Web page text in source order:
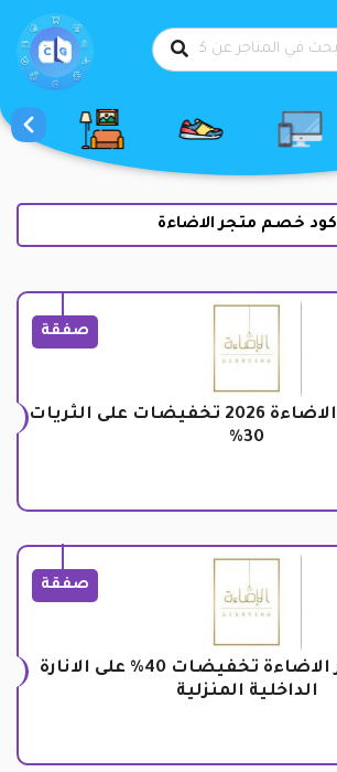
كود خصم متجر الاضاءة
صفقة
كود خصم متجر الاضاءة 2026 تخفيضات على الثريات
30%
صفقة
رمز خصم متجر الاضاءة تخفيضات 40% على الانارة
الداخلية المنزلية